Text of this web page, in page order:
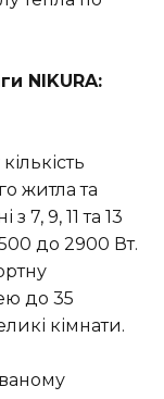
NIKURA:
житла та
7, 9, 11 та 13
до 2900 Вт.
до 35
кімнати.